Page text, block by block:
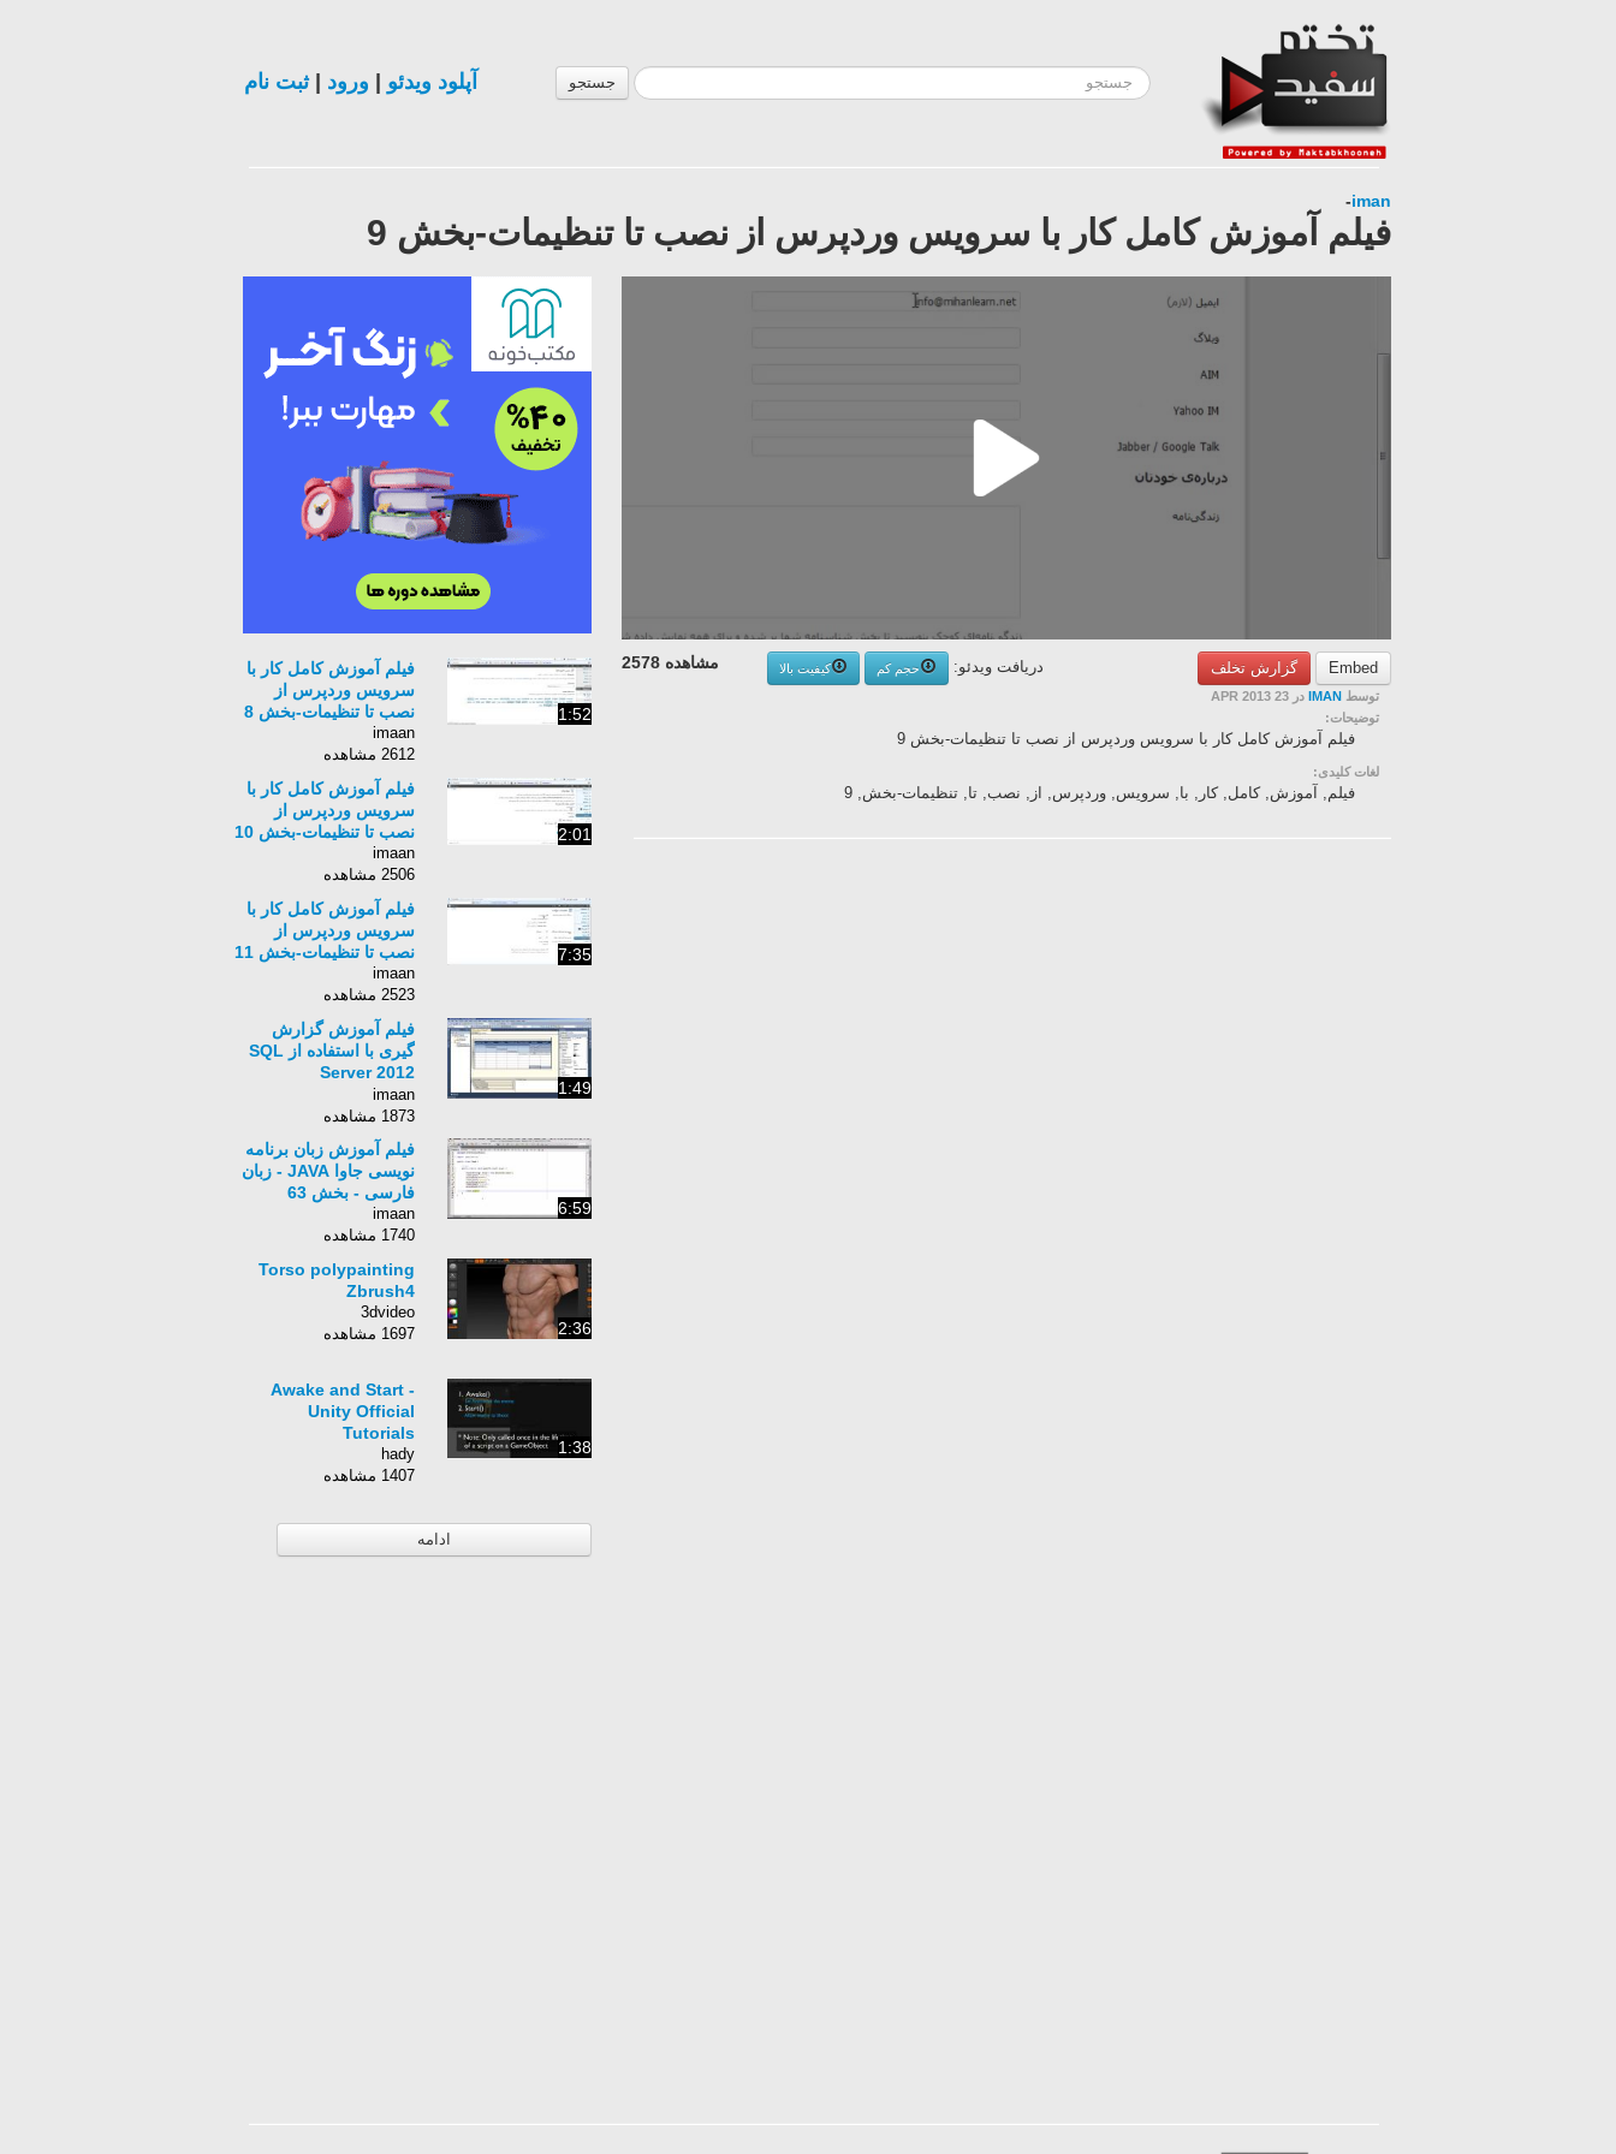
جستجو آپلود ویدئو ورود |ثبت نام
iman
-
فیلم آموزش کامل کار با سرویس وردپرس از نصب تا تنظیمات-بخش 9
Embed گزارش تخلف مشاهده 2578 دریافت ویدئو: حجم کم
کیفیت بالا
توسط IMAN در 23 APR 2013
توضیحات:
فیلم آموزش کامل کار با سرویس وردپرس از نصب تا تنظیمات-بخش 9
لغات کلیدی:
فیلم, آموزش, کامل, کار, با, سرویس, وردپرس, از, نصب, تا, تنظیمات-بخش, 9
1:52
فیلم آموزش کامل کار با
سرویس وردپرس از
نصب تا تنظیمات-بخش 8
imaan
2612 مشاهده
2:01
فیلم آموزش کامل کار با
سرویس وردپرس از
نصب تا تنظیمات-بخش 10
imaan
2506 مشاهده
7:35
فیلم آموزش کامل کار با
سرویس وردپرس از
نصب تا تنظیمات-بخش 11
imaan
2523 مشاهده
1:49
فیلم آموزش گزارش
گیری با استفاده از SQL
Server 2012
زبان انگلیسی - بخش 21
imaan
1873 مشاهده
6:59
فیلم آموزش زبان برنامه
نویسی جاوا JAVA - زبان
فارسی - بخش 63
imaan
1740 مشاهده
2:36
Torso polypainting
Zbrush4
3dvideo
1697 مشاهده
1:38
Awake and Start -
Unity Official
Tutorials
hady
1407 مشاهده
ادامه